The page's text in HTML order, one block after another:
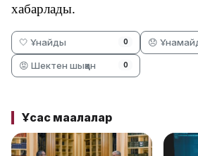
хабарлады.
🤍 Ұнайды 0 😞
😡 Шектен шыққан 0
Ұқсас мақалалар